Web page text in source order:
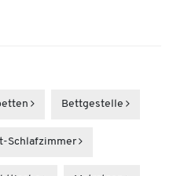
Bettgestelle
Schlafzimmer